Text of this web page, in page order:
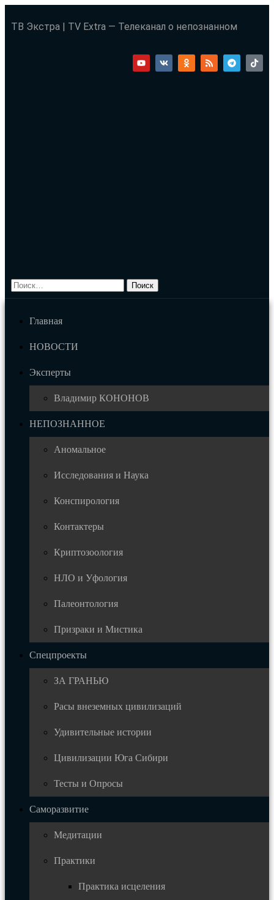
ТВ Экстра | TV Extra — Телеканал о непознанном
Главная
НОВОСТИ
Эксперты
Владимир КОНОНОВ
НЕПОЗНАННОЕ
Аномальное
Исследования и Наука
Конспирология
Контактеры
Криптозоология
НЛО и Уфология
Палеонтология
Призраки и Мистика
Спецпроекты
ЗА ГРАНЬЮ
Расы внеземных цивилизаций
Удивительные истории
Цивилизации Юга Сибири
Тесты и Опросы
Саморазвитие
Медитации
Практики
Практика исцеления